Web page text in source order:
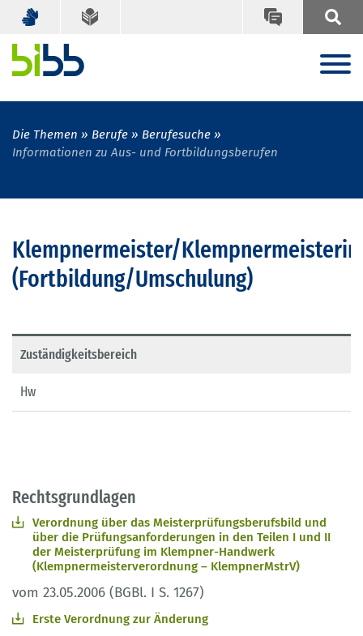
Die Themen Berufe
Berufesuche
Informationen zu Aus- und Fortbildungsberufen
Klempnermeister/Klempnermeisterin
(Fortbildung/Umschulung)
Zuständigkeitsbereich
Hw
Rechtsgrundlagen
Verordnung über das Meisterprüfungsberufsbild und
über die Prüfungsanforderungen in den Teilen I und II
der Meisterprüfung im Klempner-Handwerk
(Klempnermeisterverordnung – KlempnerMstrV)
vom 23.05.2006 (BGBl. I S. 1267)
Erste Verordnung zur Änderung